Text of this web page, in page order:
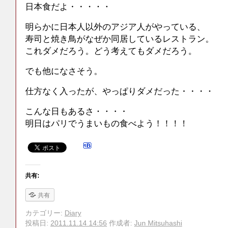
日本食だよ・・・・・
明らかに日本人以外のアジア人がやっている、
寿司と焼き鳥がなぜか同居しているレストラン。
これダメだろう。どう考えてもダメだろう。
でも他になさそう。
仕方なく入ったが、やっぱりダメだった・・・・
こんな日もあるさ・・・・
明日はパリでうまいもの食べよう！！！！
共有:
共有
カテゴリー: Diary
投稿日: 2011.11.14 14:56 作成者: Jun Mitsuhashi